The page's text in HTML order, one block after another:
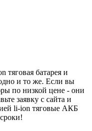
тяговая батарея и
и то же. Если вы
по низкой цене - они
заявку с сайта и
li-ion тяговые АКБ